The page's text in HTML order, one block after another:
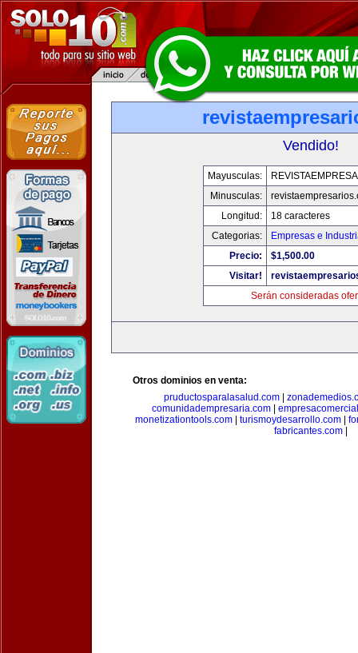
Vendido!
Mayusculas:
Minusculas:
Longitud:
18 caracteres
Categorias:
Empresas e
Precio:
$1,500.00
Visitar!
Serán consideradas
Otros dominios en venta:
pruductosparalasalud.com|
comunidadempresaria.com
monetizationtools.com| turismoydesarrollo.com|
fabricantes.com